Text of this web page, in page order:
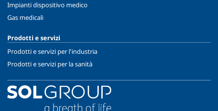
Impianti dispositivo medico
Gas medicali
Prodotti e servizi
Prodotti e servizi per l'industria
Prodotti e servizi per la sanità